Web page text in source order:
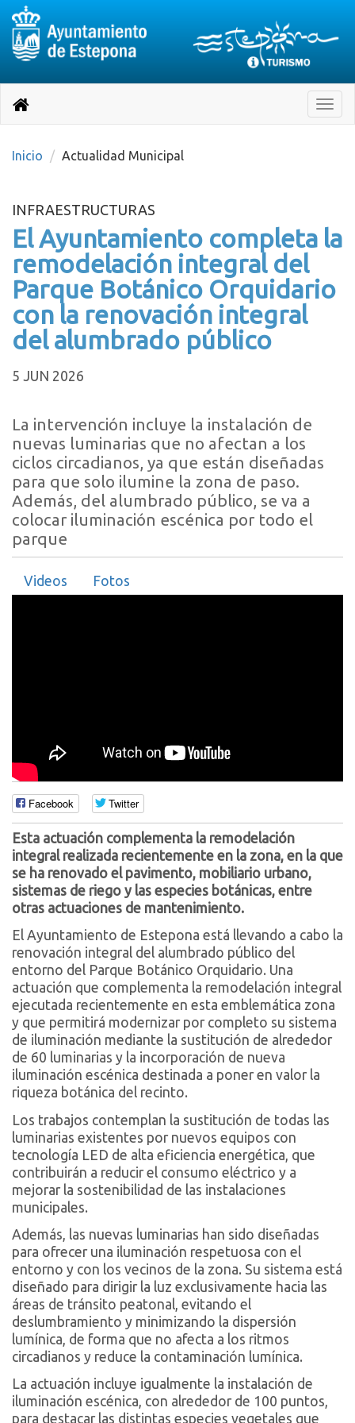
página
Toggle
Destino:
Volver
inicio
Inicio Actualidad Municipal
INFRAESTRUCTURAS
El Ayuntamiento completa la
remodelación integral del
Parque Botánico Orquidario
con la renovación integral
del alumbrado público
5 JUN 2026
La intervención incluye la instalación de
nuevas luminarias que no afectan a los
ciclos circadianos, ya que están diseñadas
para que solo ilumine la zona de paso.
Además, del alumbrado público, se va a
colocar iluminación escénica por todo el
parque
Videos Fotos
Facebook Twitter
Esta actuación complementa la remodelación
integral realizada recientemente en la zona, en la que
se ha renovado el pavimento, mobiliario urbano,
sistemas de riego y las especies botánicas, entre
otras actuaciones de mantenimiento.
El Ayuntamiento de Estepona está llevando a cabo la
renovación integral del alumbrado público del
entorno del Parque Botánico Orquidario. Una
actuación que complementa la remodelación integral
ejecutada recientemente en esta emblemática zona
y que permitirá modernizar por completo su sistema
de iluminación mediante la sustitución de alrededor
de 60 luminarias y la incorporación de nueva
iluminación escénica destinada a poner en valor la
riqueza botánica del recinto.
Los trabajos contemplan la sustitución de todas las
luminarias existentes por nuevos equipos con
tecnología LED de alta eficiencia energética, que
contribuirán a reducir el consumo eléctrico y a
mejorar la sostenibilidad de las instalaciones
municipales.
Además, las nuevas luminarias han sido diseñadas
para ofrecer una iluminación respetuosa con el
entorno y con los vecinos de la zona. Su sistema está
diseñado para dirigir la luz exclusivamente hacia las
áreas de tránsito peatonal, evitando el
deslumbramiento y minimizando la dispersión
lumínica, de forma que no afecta a los ritmos
circadianos y reduce la contaminación lumínica.
La actuación incluye igualmente la instalación de
iluminación escénica, con alrededor de 100 puntos,
para destacar las distintas especies vegetales que